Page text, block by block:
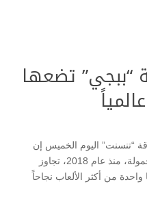
“ببجي” تضعها
“تنسنت” اليوم الخميس إن
تنزيل لعبتها “ببجي” على الهواتف المحمولة، منذ عام 2018، تجاوز
واحدة من أكثر الألعاب نجاحاً